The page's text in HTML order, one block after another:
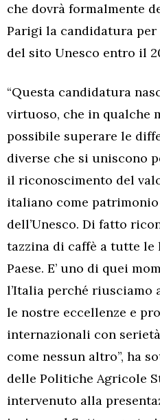
che dovrà formalmente
Parigi la candidatura per
del sito Unesco entro il
“Questa candidatura
virtuoso, che in qualche
possibile superare le
diverse che si uniscono
il riconoscimento del
italiano come
dell’Unesco. Di fatto
tazzina di caffè a tutte
Paese. E’ uno di quei
l’Italia perché riusciamo
le nostre eccellenze e
internazionali con
come nessun altro”, ha
delle Politiche Agricole
intervenuto alla